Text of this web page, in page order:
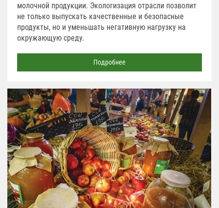
молочной продукции. Экологизация отрасли позволит
не только выпускать качественные и безопасные
продукты, но и уменьшать негативную нагрузку на
окружающую среду.
Подробнее